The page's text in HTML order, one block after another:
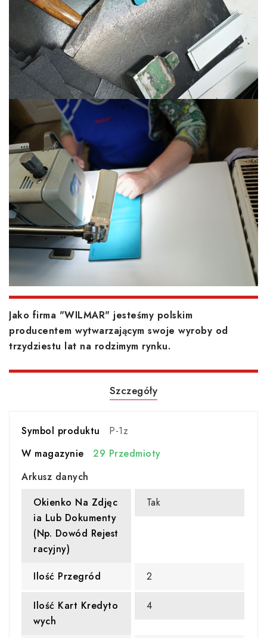
Jako firma "WILMAR" jesteśmy polskim
producentem wytwarzającym swoje wyroby od
trzydziestu lat na rodzimym rynku.
Szczegóły
Symbol produktu
P-1z
W magazynie
29 Przedmioty
Arkusz danych
Okienko Na Zdjęc
Ia Lub Dokumenty
(np. Dowód Rejest
Racyjny)
Tak
Ilość Przegród 2
Ilość Kart Kredyto
Wych
4